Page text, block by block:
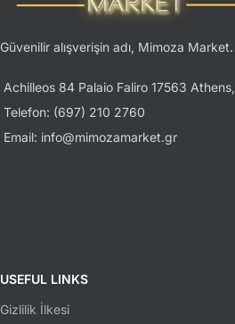
Güvenilir alışverişin adı, Mimoza Market.
Achilleos 84 Palaio Faliro 17563 Athens,
Telefon: (697) 210 2760
Email: info@mimozamarket.gr
USEFUL LINKS
Gizlilik İlkesi